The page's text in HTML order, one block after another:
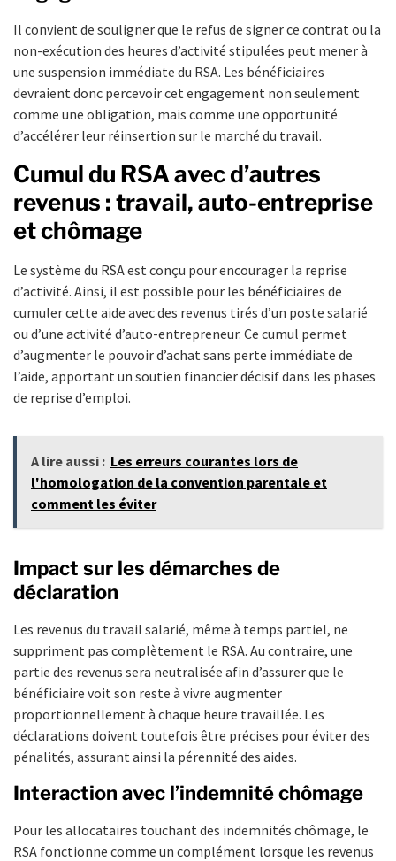
Il convient de souligner que le refus de signer ce contrat ou la
non-exécution des heures d’activité stipulées peut mener à
une suspension immédiate du RSA. Les bénéficiaires
devraient donc percevoir cet engagement non seulement
comme une obligation, mais comme une opportunité
d’accélérer leur réinsertion sur le marché du travail.
Cumul du RSA avec d’autres
revenus : travail, auto-entreprise
et chômage
Le système du RSA est conçu pour encourager la reprise
d’activité. Ainsi, il est possible pour les bénéficiaires de
cumuler cette aide avec des revenus tirés d’un poste salarié
ou d’une activité d’auto-entrepreneur. Ce cumul permet
d’augmenter le pouvoir d’achat sans perte immédiate de
l’aide, apportant un soutien financier décisif dans les phases
de reprise d’emploi.
A lire aussi : Les erreurs courantes lors de
l'homologation de la convention parentale et
comment les éviter
Impact sur les démarches de
déclaration
Les revenus du travail salarié, même à temps partiel, ne
suppriment pas complètement le RSA. Au contraire, une
partie des revenus sera neutralisée afin d’assurer que le
bénéficiaire voit son reste à vivre augmenter
proportionnellement à chaque heure travaillée. Les
déclarations doivent toutefois être précises pour éviter des
pénalités, assurant ainsi la pérennité des aides.
Interaction avec l’indemnité chômage
Pour les allocataires touchant des indemnités chômage, le
RSA fonctionne comme un complément lorsque les revenus